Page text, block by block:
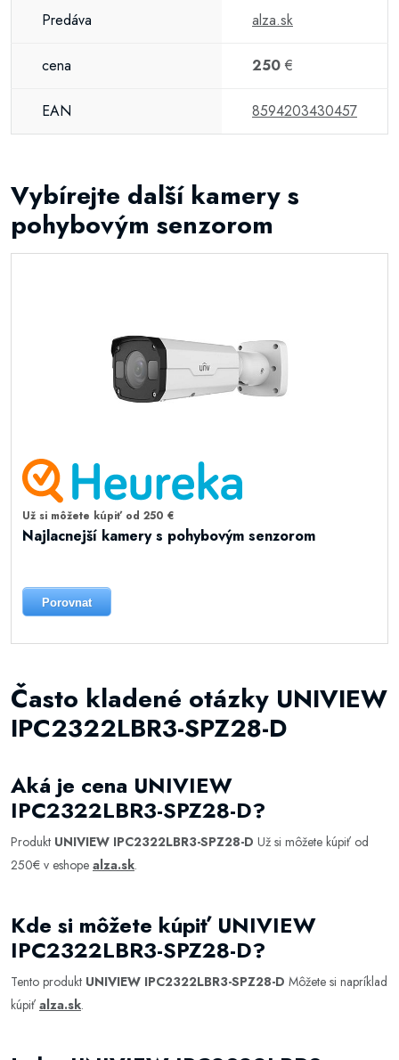
Predáva alza.sk
cena 250 €
EAN 8594203430457
Vybírejte další kamery s
pohybovým senzorom
Už si môžete kúpiť od 250 €
Najlacnejší kamery s pohybovým senzorom
Porovnat
Často kladené otázky UNIVIEW
IPC2322LBR3-SPZ28-D
Aká je cena UNIVIEW
IPC2322LBR3-SPZ28-D?
Produkt UNIVIEW IPC2322LBR3-SPZ28-D Už si môžete kúpiť od
250€ v eshope alza.sk.
Kde si môžete kúpiť UNIVIEW
IPC2322LBR3-SPZ28-D?
Tento produkt UNIVIEW IPC2322LBR3-SPZ28-D Môžete si napríklad
kúpiť alza.sk.